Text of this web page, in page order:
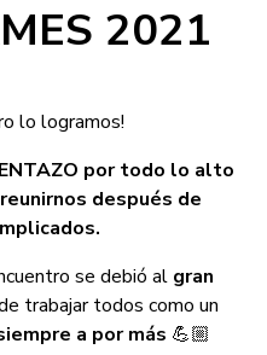
2021
lo logramos!
por todo lo alto
después de
se debió al gran
trabajar todos como un
a por más 💪🏼